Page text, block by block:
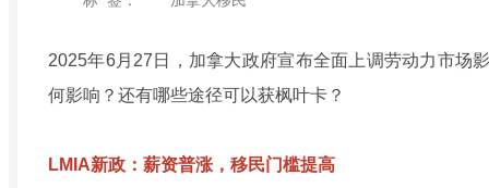
2025年6月27日，加拿大政府宣布全面上调劳动力市场
何影响？还有哪些途径可以获枫叶卡？
LMIA新政：薪资普涨，移民门槛提高